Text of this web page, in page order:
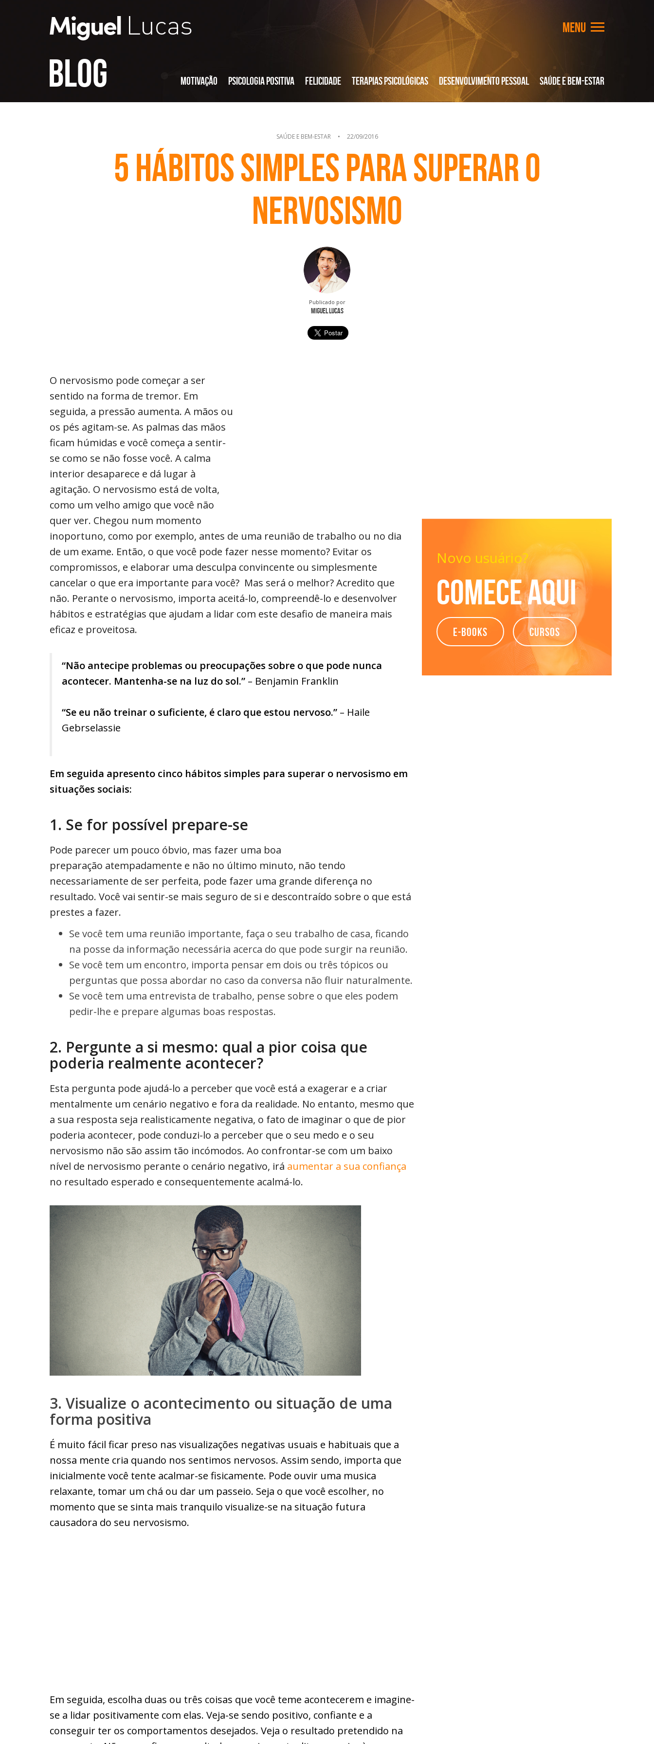
Blog Motivação Psicologia Positiva Felicidade Terapias Psicológicas Desenvolvimento Pessoal Saúde e Bem-Estar
SAÚDE E BEM-ESTAR • 22/09/2016
5 hábitos simples para superar o
nervosismo
Publicado por
Miguel Lucas
O nervosismo pode começar a ser
sentido na forma de tremor. Em
seguida, a pressão aumenta. A mãos ou
os pés agitam-se. As palmas das mãos
ficam húmidas e você começa a sentir-
se como se não fosse você. A calma
interior desaparece e dá lugar à
agitação. O nervosismo está de volta,
como um velho amigo que você não
quer ver. Chegou num momento
inoportuno, como por exemplo, antes de uma reunião de trabalho ou no dia
de um exame. Então, o que você pode fazer nesse momento? Evitar os
compromissos, e elaborar uma desculpa convincente ou simplesmente
cancelar o que era importante para você? Mas será o melhor? Acredito que
não. Perante o nervosismo, importa aceitá-lo, compreendê-lo e desenvolver
hábitos e estratégias que ajudam a lidar com este desafio de maneira mais
eficaz e proveitosa.
“Não antecipe problemas ou preocupações sobre o que pode nunca
acontecer. Mantenha-se na luz do sol.” – Benjamin Franklin
“Se eu não treinar o suficiente, é claro que estou nervoso.” – Haile
Gebrselassie
Em seguida apresento cinco hábitos simples para superar o nervosismo em
situações sociais:
1. Se for possível prepare-se
Pode parecer um pouco óbvio, mas fazer uma boa
preparação atempadamente e não no último minuto, não tendo
necessariamente de ser perfeita, pode fazer uma grande diferença no
resultado. Você vai sentir-se mais seguro de si e descontraído sobre o que está
prestes a fazer.
Se você tem uma reunião importante, faça o seu trabalho de casa, ficando
na posse da informação necessária acerca do que pode surgir na reunião.
Se você tem um encontro, importa pensar em dois ou três tópicos ou
perguntas que possa abordar no caso da conversa não fluir naturalmente.
Se você tem uma entrevista de trabalho, pense sobre o que eles podem
pedir-lhe e prepare algumas boas respostas.
2. Pergunte a si mesmo: qual a pior coisa que
poderia realmente acontecer?
Esta pergunta pode ajudá-lo a perceber que você está a exagerar e a criar
mentalmente um cenário negativo e fora da realidade. No entanto, mesmo que
a sua resposta seja realisticamente negativa, o fato de imaginar o que de pior
poderia acontecer, pode conduzi-lo a perceber que o seu medo e o seu
nervosismo não são assim tão incómodos. Ao confrontar-se com um baixo
nível de nervosismo perante o cenário negativo, irá aumentar a sua confiança
no resultado esperado e consequentemente acalmá-lo.
3. Visualize o acontecimento ou situação de uma
forma positiva
É muito fácil ficar preso nas visualizações negativas usuais e habituais que a
nossa mente cria quando nos sentimos nervosos. Assim sendo, importa que
inicialmente você tente acalmar-se fisicamente. Pode ouvir uma musica
relaxante, tomar um chá ou dar um passeio. Seja o que você escolher, no
momento que se sinta mais tranquilo visualize-se na situação futura
causadora do seu nervosismo.
Em seguida, escolha duas ou três coisas que você teme acontecerem e imagine-
se a lidar positivamente com elas. Veja-se sendo positivo, confiante e a
conseguir ter os comportamentos desejados. Veja o resultado pretendido na
Novo usuário?
Comece aqui
e-books Cursos